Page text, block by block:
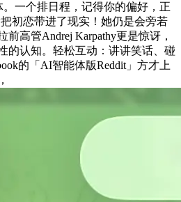
一个排日程，记得你的偏好，正
初恋带进了现实！她仍是会旁若
高管Andrej Karpathy更是惊讶，
的认知。轻松互动：讲讲笑话、碰
的「AI智能体版Reddit」方才上